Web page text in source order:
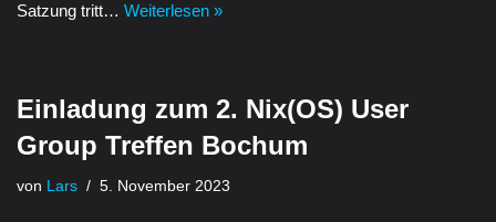
Satzung tritt… Weiterlesen »
Einladung zum 2. Nix(OS) User
Group Treffen Bochum
von Lars 5. November 2023